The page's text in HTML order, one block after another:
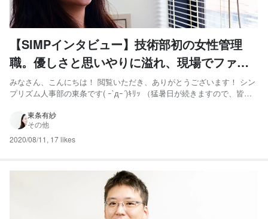
【SIMPインタビュー】技術部初の女性管理
職。優しさと思いやりに溢れ、現場でファン
を作り続ける彼女の素顔に迫る。
みなさん、こんにちは！ 閲覧いただき、ありがとうございます！ シン
プリズム人事部の東条です( ｰ`дｰ´)ｷﾘｯ （猛暑日が続きますので、皆さ
はシンプリズム技術部 サブマネージャー 上田 菜月さんの紹介で
す！！ 技術部初の女性管理職。 優しく、思いや...
東条有紗
その他
2020/08/11 , 17 likes